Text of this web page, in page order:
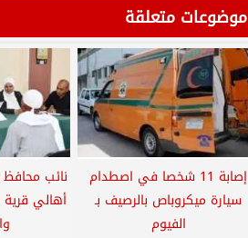
موضوعات متعلقة
إصابة 11 شخصا في اصطدام
سيارة ميكروباص بالرصيف بـ
الفيوم
نائب
أهالي قرية